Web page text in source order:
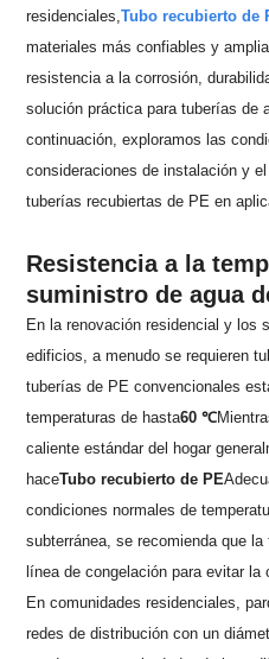
residenciales,Tubo recubierto de
materiales más confiables y
resistencia a la corrosión,
solución práctica para tuberías de
continuación, exploramos las
consideraciones de instalación y
tuberías recubiertas de PE en
Resistencia a la
suministro de agua
En la renovación residencial y los
edificios, a menudo se requieren
tuberías de PE convencionales
temperaturas de hasta60 ℃
caliente estándar del hogar
haceTubo recubierto de PE
condiciones normales de
subterránea, se recomienda que
línea de congelación para evitar la
En comunidades residenciales,
redes de distribución con un